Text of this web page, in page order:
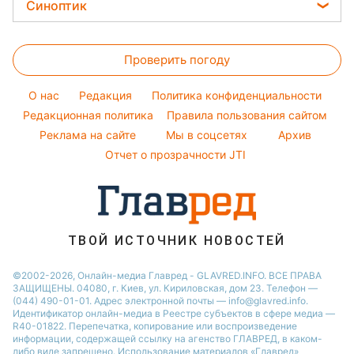
Новости Житомира
Елена Зеленская
Ани Лорак
Алла Пугачева
Максим Галкин
Настя Каменских
Легкие десерты
Праздничное меню
Авто
Стирка
Комнатные растения
Денежная помощь
Курс валют
Синоптик
Магнитные бури
Погода на сегодня
Погода на завтра
Пылевая буря
Проверить погоду
O нас Редакция
Политика конфиденциальности
Редакционная политика
Правила пользования сайтом
Реклама на сайте
Мы в соцсетях
Архив
Отчет о прозрачности JTI
ТВОЙ ИСТОЧНИК НОВОСТЕЙ
©2002-2026, Онлайн-медиа Главред - GLAVRED.INFO. ВСЕ ПРАВА
ЗАЩИЩЕНЫ. 04080, г. Киев, ул. Кириловская, дом 23. Телефон —
(044) 490-01-01. Адрес электронной почты — info@glavred.info.
Идентификатор онлайн-медиа в Реестре cубъектов в сфере медиа —
R40-01822. Перепечатка, копирование или воспроизведение
информации, содержащей ссылку на агенство ГЛАВРЕД, в каком-
либо виде запрещено. Использование материалов «Главред»